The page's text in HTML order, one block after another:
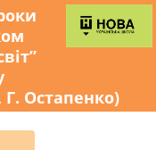
Остапенко)